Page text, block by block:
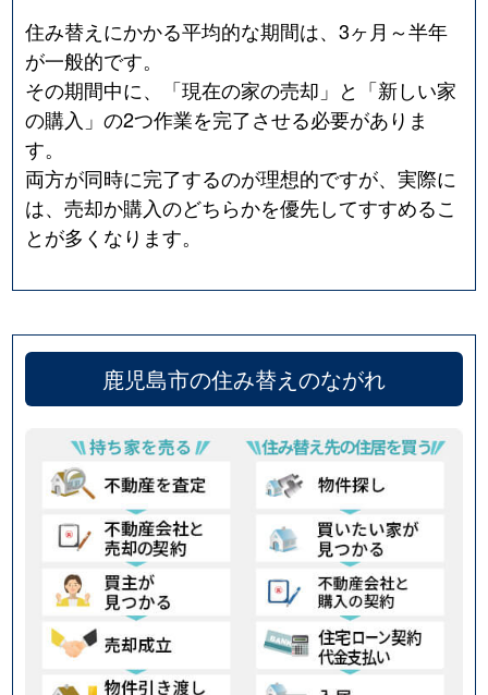
住み替えにかかる平均的な期間は、3ヶ月～半年
が一般的です。
その期間中に、「現在の家の売却」と「新しい家
の購入」の2つ作業を完了させる必要がありま
す。
両方が同時に完了するのが理想的ですが、実際に
は、売却か購入のどちらかを優先してすすめるこ
とが多くなります。
鹿児島市の住み替えのながれ